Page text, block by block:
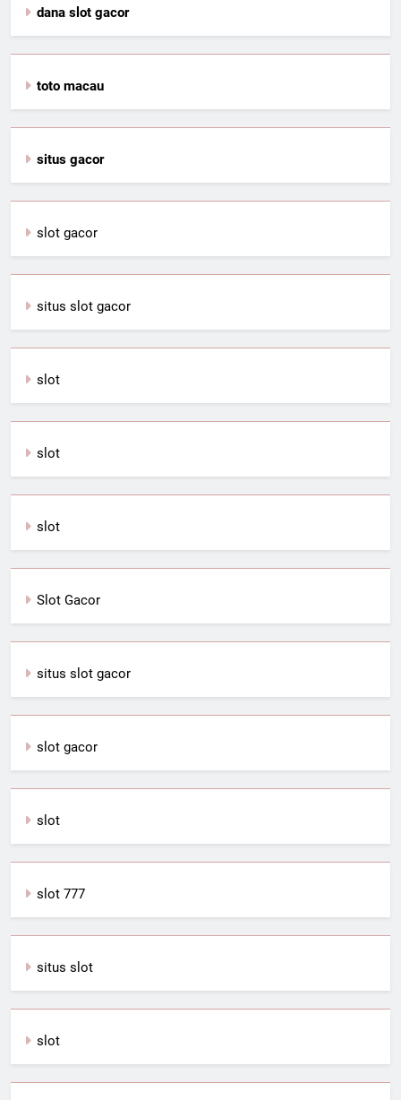
dana slot gacor
toto macau
situs gacor
slot gacor
situs slot gacor
slot
slot
slot
Slot Gacor
situs slot gacor
slot gacor
slot
slot 777
situs slot
slot